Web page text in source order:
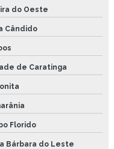
do Oeste
Cândido
de Caratinga
Florido
Bárbara do Leste